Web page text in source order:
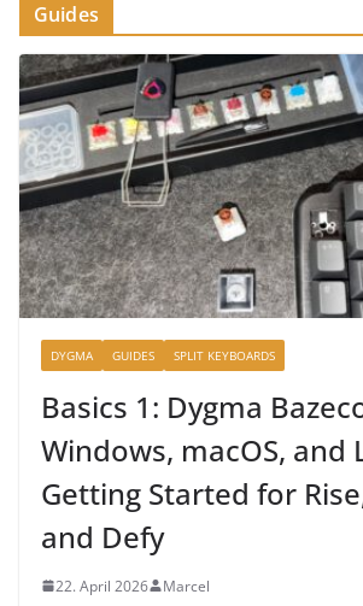
Guides
DYGMA GUIDES SPLIT KEYBOARDS
Basics 1: Dygma
Windows, macOS, and
Getting Started for
and Defy
22. April 2026 Marcel